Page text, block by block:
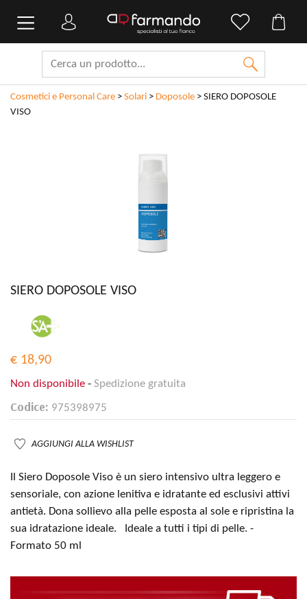
Cosmetici e Personal Care > Solari > Doposole > SIERO DOPOSOLE
VISO
SIERO DOPOSOLE VISO
€ 18,90
Non disponibile - Spedizione gratuita
Codice: 975398975
AGGIUNGI ALLA WISHLIST
Il Siero Doposole Viso è un siero intensivo ultra leggero e
sensoriale, con azione lenitiva e idratante ed esclusivi attivi
antietà. Dona sollievo alla pelle esposta al sole e ripristina la
sua idratazione ideale. ​Ideale a tutti i tipi di pelle. -
Formato 50 ml